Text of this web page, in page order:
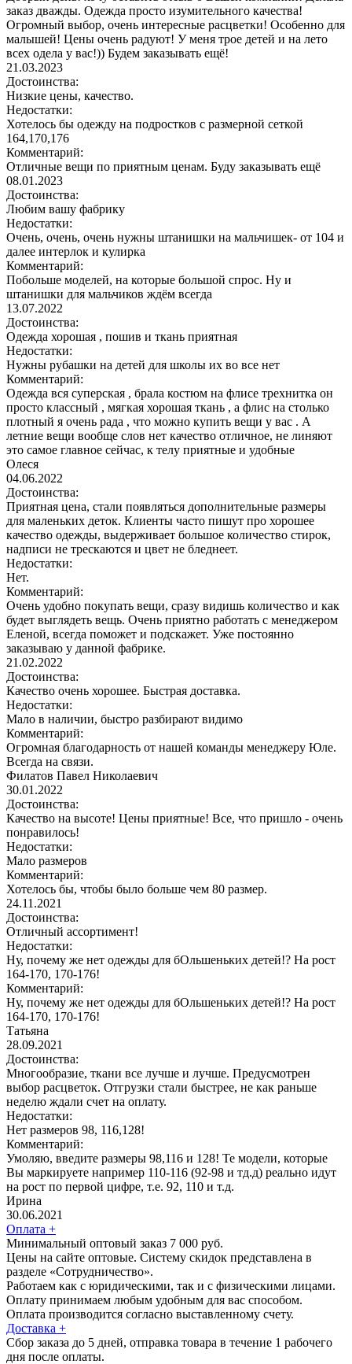
заказ дважды. Одежда просто изумительного качества!
Огромный выбор, очень интересные расцветки! Особенно для
малышей! Цены очень радуют! У меня трое детей и на лето
всех одела у вас!)) Будем заказывать ещё!
21.03.2023
Достоинства:
Низкие цены, качество.
Недостатки:
Хотелось бы одежду на подростков с размерной сеткой
164,170,176
Комментарий:
Отличные вещи по приятным ценам. Буду заказывать ещё
08.01.2023
Достоинства:
Любим вашу фабрику
Недостатки:
Очень, очень, очень нужны штанишки на мальчишек- от 104 и
далее интерлок и кулирка
Комментарий:
Побольше моделей, на которые большой спрос. Ну и
штанишки для мальчиков ждём всегда
13.07.2022
Достоинства:
Одежда хорошая , пошив и ткань приятная
Недостатки:
Нужны рубашки на детей для школы их во все нет
Комментарий:
Одежда вся суперская , брала костюм на флисе трехнитка он
просто классный , мягкая хорошая ткань , а флис на столько
плотный я очень рада , что можно купить вещи у вас . А
летние вещи вообще слов нет качество отличное, не линяют
это самое главное сейчас, к телу приятные и удобные
Олеся
04.06.2022
Достоинства:
Приятная цена, стали появляться дополнительные размеры
для маленьких деток. Клиенты часто пишут про хорошее
качество одежды, выдерживает большое количество стирок,
надписи не трескаются и цвет не бледнеет.
Недостатки:
Нет.
Комментарий:
Очень удобно покупать вещи, сразу видишь количество и как
будет выглядеть вещь. Очень приятно работать с менеджером
Еленой, всегда поможет и подскажет. Уже постоянно
заказываю у данной фабрике.
21.02.2022
Достоинства:
Качество очень хорошее. Быстрая доставка.
Недостатки:
Мало в наличии, быстро разбирают видимо
Комментарий:
Огромная благодарность от нашей команды менеджеру Юле.
Всегда на связи.
Филатов Павел Николаевич
30.01.2022
Достоинства:
Качество на высоте! Цены приятные! Все, что пришло - очень
понравилось!
Недостатки:
Мало размеров
Комментарий:
Хотелось бы, чтобы было больше чем 80 размер.
24.11.2021
Достоинства:
Отличный ассортимент!
Недостатки:
Ну, почему же нет одежды для бОльшеньких детей!? На рост
164-170, 170-176!
Комментарий:
Ну, почему же нет одежды для бОльшеньких детей!? На рост
164-170, 170-176!
Татьяна
28.09.2021
Достоинства:
Многообразие, ткани все лучше и лучше. Предусмотрен
выбор расцветок. Отгрузки стали быстрее, не как раньше
неделю ждали счет на оплату.
Недостатки:
Нет размеров 98, 116,128!
Комментарий:
Умоляю, введите размеры 98,116 и 128! Те модели, которые
Вы маркируете например 110-116 (92-98 и тд.д) реально идут
на рост по первой цифре, т.е. 92, 110 и т.д.
Ирина
30.06.2021
Оплата +
Минимальный оптовый заказ 7 000 руб.
Цены на сайте оптовые. Систему скидок представлена в
разделе «Сотрудничество».
Работаем как с юридическими, так и с физическими лицами.
Оплату принимаем любым удобным для вас способом.
Оплата производится согласно выставленному счету.
Доставка +
Сбор заказа до 5 дней, отправка товара в течение 1 рабочего
дня после оплаты.